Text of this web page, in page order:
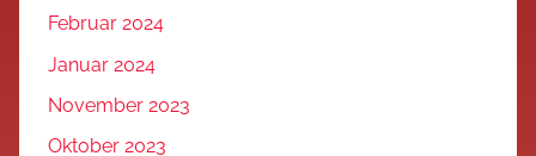
Februar 2024
Januar 2024
November 2023
Oktober 2023